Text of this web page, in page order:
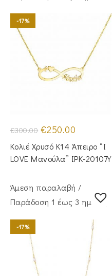
-17%
€300.00 Original
price
was:
€300.00.
€250.00
είναι:
€250.00.
Κολιέ Χρυσό Κ14 Άπειρο “I
LOVE Μανούλα” IPK-20107Y
Άμεση παραλαβή /
Παράδoση 1 έως 3 ημέρες
-17%